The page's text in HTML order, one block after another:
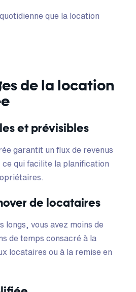
que la location
de la location
et prévisibles
garantit un flux de revenus
qui facilite la planification
de locataires
longs, vous avez moins de
de temps consacré à la
locataires ou à la remise en